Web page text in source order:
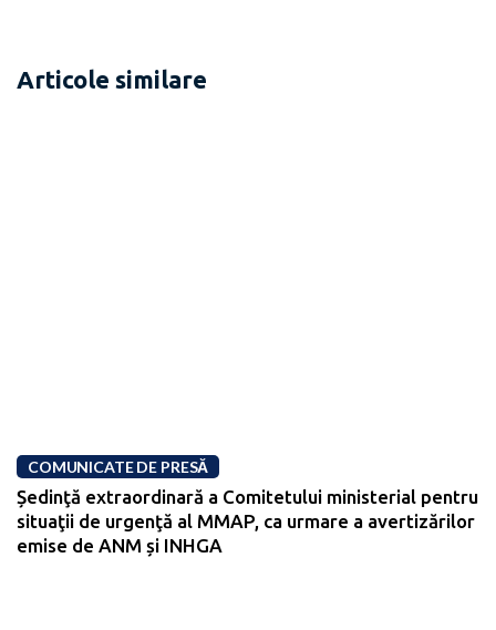
Articole similare
COMUNICATE DE PRESĂ
Ședinţă extraordinară a Comitetului ministerial pentru
situaţii de urgenţă al MMAP, ca urmare a avertizărilor
emise de ANM și INHGA